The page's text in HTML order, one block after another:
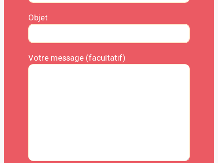
Objet
Votre message (facultatif)